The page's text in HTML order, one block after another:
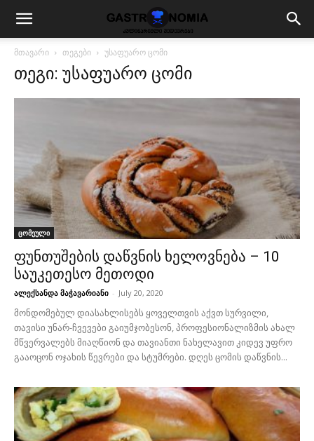
მთავარი თეგები უსაფუარო ცომი
თეგი: უსაფუარო ცომი
ცომეული
ფუნთუშების დაწვნის ხელოვნება – 10
საუკეთესო მეთოდი
ალექსანდა მაჭავარიანი - July 20, 2020
მონდომებულ დიასახლისებს ყოველთვის აქვთ სურვილი,
თავისი უნარ-ჩვევები გაიუმჯობესონ, პროფესიონალიზმის ახალ
მწვერვალებს მიაღწიონ და თავიანთი ნახელავით კიდევ უფრო
გააოცონ ოჯახის წევრები და სტუმრები. დღეს ცომის დაწვნის...